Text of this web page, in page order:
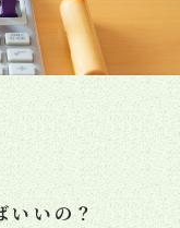
いいの？